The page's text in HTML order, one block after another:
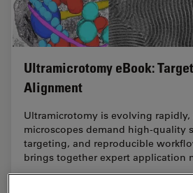
Ultramicrotomy eBook:
Alignment
Ultramicrotomy is evolving rapidly,
microscopes demand high‑quality
targeting, and reproducible
brings together expert application